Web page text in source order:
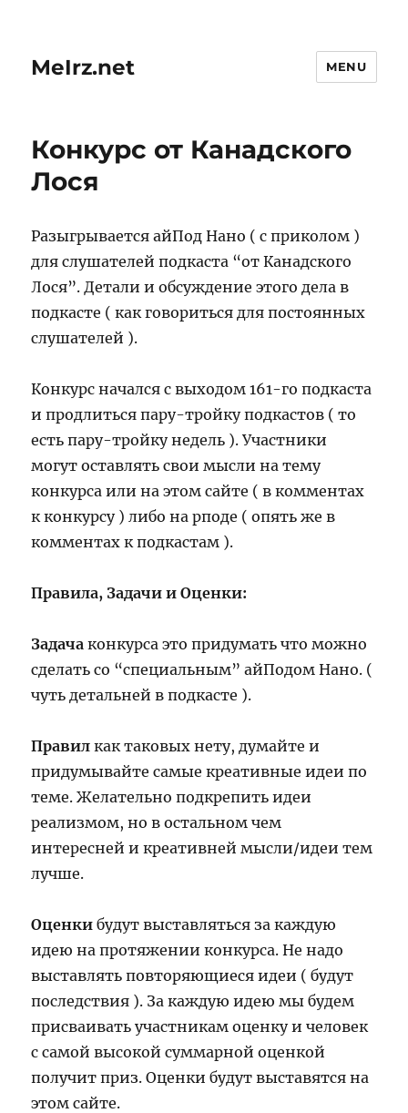
MeIrz.net MENU
Конкурс от Канадского
Лося
Разыгрывается айПод Нано ( с приколом )
для слушателей подкаста “от Канадского
Лося”. Детали и обсуждение этого дела в
подкасте ( как говориться для постоянных
слушателей ).
Конкурс начался с выходом 161-го подкаста
и продлиться пару-тройку подкастов ( то
есть пару-тройку недель ). Участники
могут оставлять свои мысли на тему
конкурса или на этом сайте ( в комментах
к конкурсу ) либо на рподе ( опять же в
комментах к подкастам ).
Правила, Задачи и Оценки:
Задачаконкурса это придумать что можно
сделать со “специальным” айПодом Нано. (
чуть детальней в подкасте ).
Правил как таковых нету, думайте и
придумывайте самые креативные идеи по
теме. Желательно подкрепить идеи
реализмом, но в остальном чем
интересней и креативней мысли/идеи тем
лучше.
Оценки будут выставляться за каждую
идею на протяжении конкурса. Не надо
выставлять повторяющиеся идеи ( будут
последствия ). За каждую идею мы будем
присваивать участникам оценку и человек
с самой высокой суммарной оценкой
получит приз. Оценки будут выставятся на
этом сайте.